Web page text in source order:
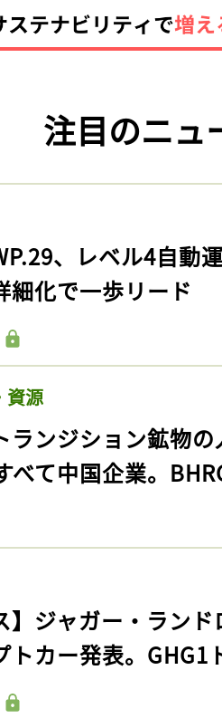
注目のニュ
、レベル4自動
細化で一歩リード
資源
ランジション鉱物
べて中国企業。
】ジャガー・ラン
トカー発表。GHG1